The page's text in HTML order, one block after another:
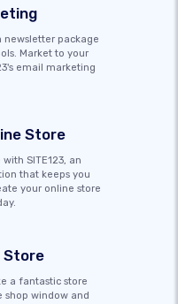
newsletter package
Market to your
email marketing
Store
SITE123, an
that keeps you
your online store
Store
a fantastic store
shop window and